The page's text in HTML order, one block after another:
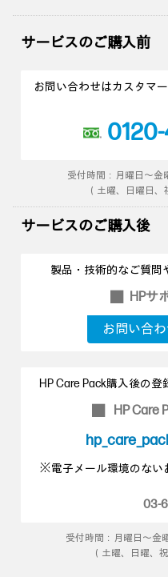
サービスのご購入前
お問い合わせはカスタマ
受付時間：月曜日～金
（土曜、日曜日、
サービスのご購入後
製品・技術的なご質問
HPサ
お問い合
HP Care Pack購入後の
HP Care
※電子メール環境のない
03-
受付時間：月曜日～金
（土曜、日曜、